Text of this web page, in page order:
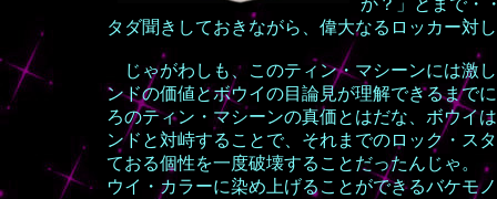
か？」とまで・
タダ聞きしておきながら、偉大なるロッカー対
じゃがわしも、このティン・マシーンには激
ンドの価値とボウイの目論見が理解できるまで
ろのティン・マシーンの真価とはだな、ボウイ
ンドと対峙することで、それまでのロック・ス
ておる個性を一度破壊することだったんじゃ。
ウイ・カラーに染め上げることができるバケモ